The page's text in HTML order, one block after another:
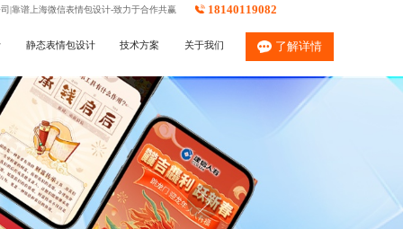
|靠谱上海微信表情包设计-致力于合作共赢 18140119082
静态表情包设计 技术方案 关于我们 了解详情